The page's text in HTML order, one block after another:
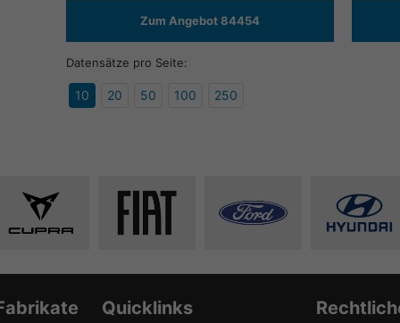
Zum Angebot 84454
Datensätze pro Seite:
10 20 50 100 250
Alle
anzeigen
anzeigen
Alle
Alle
Quicklinks